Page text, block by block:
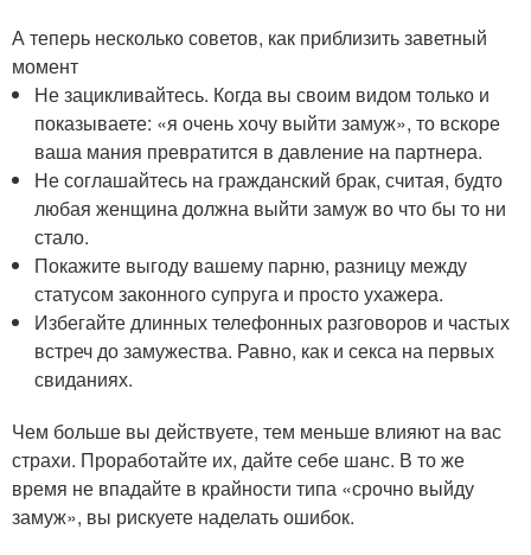
А теперь несколько советов, как приблизить заветный
момент
Не зацикливайтесь. Когда вы своим видом только и
показываете: «я очень хочу выйти замуж», то вскоре
ваша мания превратится в давление на партнера.
Не соглашайтесь на гражданский брак, считая, будто
любая женщина должна выйти замуж во что бы то ни
стало.
Покажите выгоду вашему парню, разницу между
статусом законного супруга и просто ухажера.
Избегайте длинных телефонных разговоров и частых
встреч до замужества. Равно, как и секса на первых
свиданиях.
Чем больше вы действуете, тем меньше влияют на вас
страхи. Проработайте их, дайте себе шанс. В то же
время не впадайте в крайности типа «срочно выйду
замуж», вы рискуете наделать ошибок.